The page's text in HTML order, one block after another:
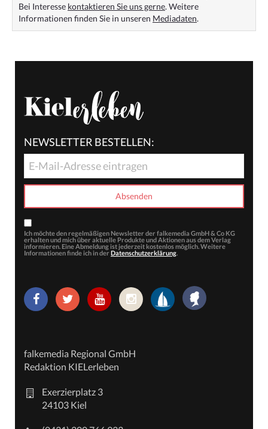
Bei Interesse kontaktieren Sie uns gerne. Weitere
Informationen finden Sie in unseren Mediadaten.
NEWSLETTER BESTELLEN:
Ich möchte den regelmäßigen Newsletter der falkemedia GmbH & Co KG
erhalten und mich über aktuelle Produkte und Aktionen aus dem Verlag
informieren. Eine Abmeldung ist jederzeit kostenlos möglich. Weitere
Informationen finde ich in der Datenschutzerklärung.
falkemedia Regional GmbH
Redaktion KIELerleben
Exerzierplatz 3
24103 Kiel